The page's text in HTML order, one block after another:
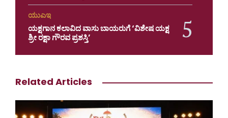
ಯುಎಇ
ಯಕ್ಷಗಾನ ಕಲಾವಿದ ವಾಸು ಬಾಯರುಗೆ ‘ವಿಶೇಷ ಯಕ್ಷ
ಶ್ರೀ ರಕ್ಷಾ ಗೌರವ ಪ್ರಶಸ್ತಿ’
Related Articles